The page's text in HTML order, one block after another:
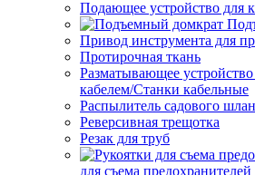
Подающее устройство для
Привод инструмента для
Протирочная ткань
Разматывающее
кабелем/Станки кабельные
Распылитель садового
Реверсивная трещотка
Резак для труб
для съема предохранителей